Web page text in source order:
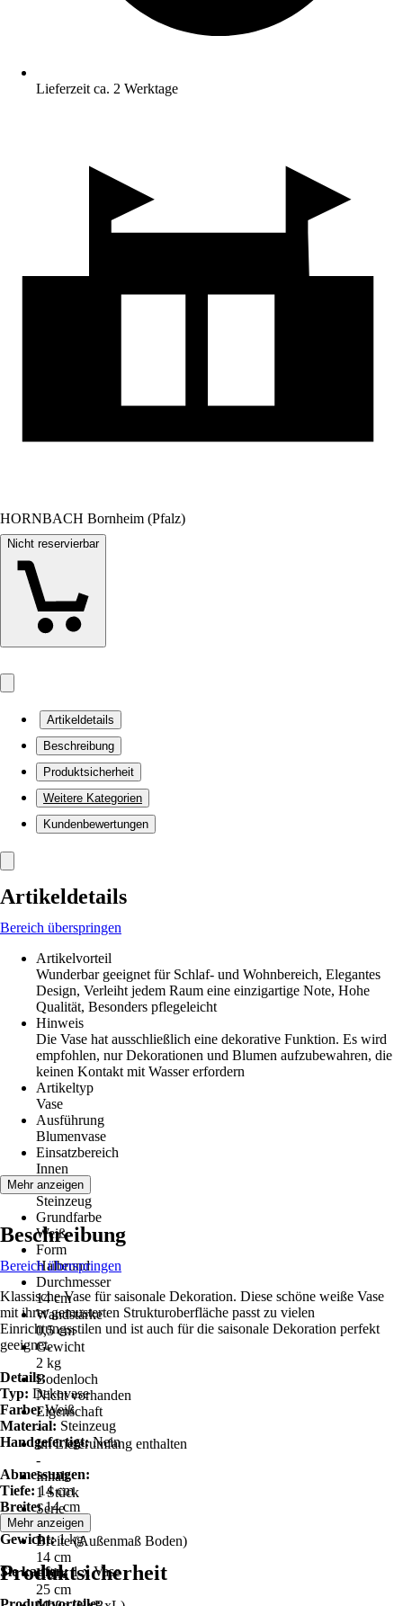
Lieferzeit ca. 2 Werktage
HORNBACH Bornheim (Pfalz)
Nicht reservierbar
Artikeldetails
Beschreibung
Produktsicherheit
Weitere Kategorien
Kundenbewertungen
Artikeldetails
Bereich überspringen
Artikelvorteil
Wunderbar geeignet für Schlaf- und Wohnbereich, Elegantes
Design, Verleiht jedem Raum eine einzigartige Note, Hohe
Qualität, Besonders pflegeleicht
Hinweis
Die Vase hat ausschließlich eine dekorative Funktion. Es wird
empfohlen, nur Dekorationen und Blumen aufzubewahren, die
keinen Kontakt mit Wasser erfordern
Artikeltyp
Vase
Ausführung
Blumenvase
Einsatzbereich
Innen
Material
Steinzeug
Grundfarbe
Weiß
Form
Halbrund
Durchmesser
14 cm
Wandstärke
0,5 cm
Gewicht
2 kg
Bodenloch
Nicht vorhanden
Eigenschaft
-
Im Lieferumfang enthalten
-
Inhalt
1 Stück
Serie
LINZI
Breite (Außenmaß Boden)
14 cm
Höhe
25 cm
Mehr anzeigen
Beschreibung
Bereich überspringen
Klassische Vase für saisonale Dekoration. Diese schöne weiße Vase
mit ihrer gemusterten Strukturoberfläche passt zu vielen
Einrichtungsstilen und ist auch für die saisonale Dekoration perfekt
geeignet.
Details:
Typ: Dekovase
Farbe:Weiß
Material: Steinzeug
Handgefertigt:Nein
Abmessungen:
Tiefe:14 cm
Breite:14 cm
Höhe:25 cm
Gewicht:1 kg
Sie kaufen:1 x Vase
Mehr anzeigen
Produktsicherheit